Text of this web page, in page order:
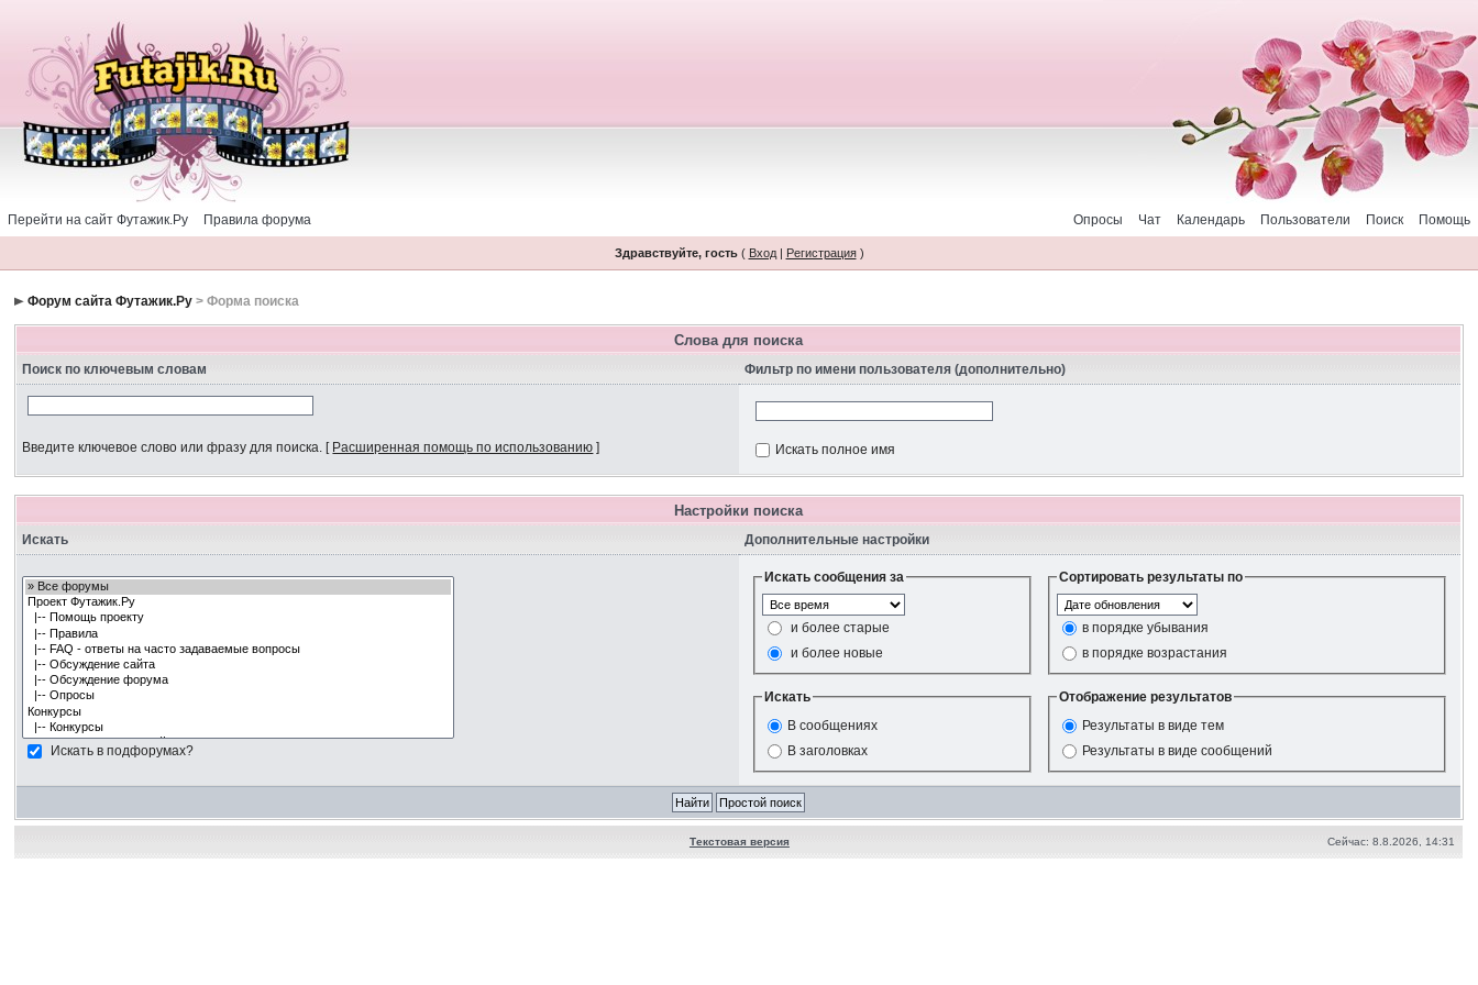
Перейти на сайт Футажик.Ру Правила форума Помощь
Поиск
Пользователи
Календарь
Чат
Опросы
Здравствуйте, гость( Вход| Регистрация)
Форум сайта Футажик.Ру > Форма поиска
Слова для поиска
Поиск по ключевым словам Фильтр по имени пользователя (дополнительно)
Введите ключевое слово или фразу для поиска. [ Расширенная помощь по использованию ] Искать полное имя
Настройки поиска
Искать Дополнительные настройки
Искать в подфорумах?
Искать сообщения за
и более старые
и более новые
Сортировать результаты по
в порядке убывания
в порядке возрастания
Искать
В сообщениях
В заголовках
Отображение результатов
Результаты в виде тем
Результаты в виде сообщений
Текстовая версия Сейчас: 8.8.2026, 14:31